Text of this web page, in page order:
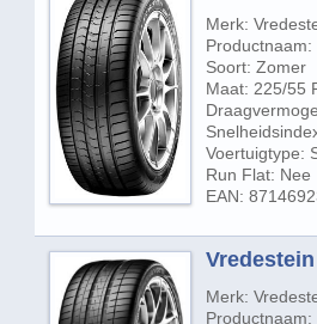
Merk:
Soort: Zomer
Maat: 225/55
Voertuigtype:
Run Flat: Nee
EAN:
Merk: